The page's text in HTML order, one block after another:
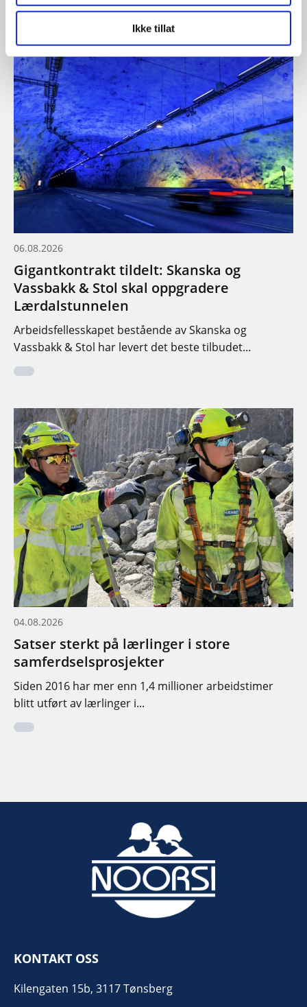
Ikke tillat
06.08.2026
Gigantkontrakt tildelt: Skanska og
Vassbakk & Stol skal oppgradere
Lærdalstunnelen
Arbeidsfellesskapet bestående av Skanska og
Vassbakk & Stol har levert det beste tilbudet...
04.08.2026
Satser sterkt på lærlinger i store
samferdselsprosjekter
Siden 2016 har mer enn 1,4 millioner arbeidstimer
blitt utført av lærlinger i...
KONTAKT OSS
Kilengaten 15b, 3117 Tønsberg